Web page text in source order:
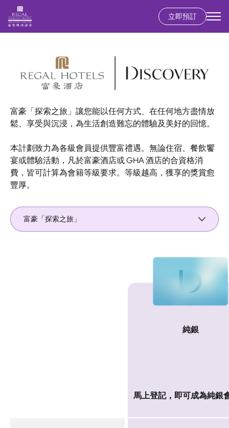
立即預訂
富豪「探索之旅」讓您能以任何方式、在任何地方盡情放
鬆、享受與沉浸，為生活創造難忘的體驗及美好的回憶。
本計劃致力為各級會員提供豐富禮遇。無論住宿、餐飲饗
宴或體驗活動，凡於富豪酒店或 GHA 酒店的合資格消
費，皆可計算為會籍等級要求。等級越高，獲享的獎賞愈
豐厚。
富豪「探索之旅」
純銀
馬上登記，即可成為純銀